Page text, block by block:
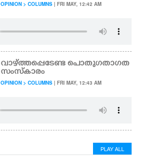
OPINION > COLUMNS | FRI MAY, 12:42 AM
വാഴ്ത്തപ്പെടേണ്ട പൊതുഗതാഗത
സംസ്കാരം
OPINION > COLUMNS | FRI MAY, 12:43 AM
PLAY ALL